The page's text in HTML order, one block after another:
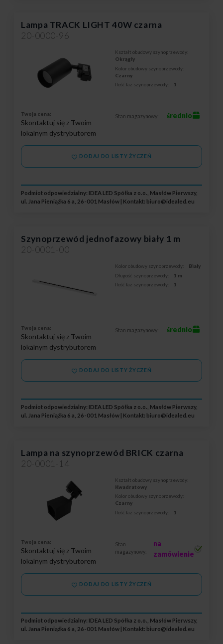
Lampa TRACK LIGHT 40W czarna
20-0000-96
Kształt obudowy szynoprzewody:
Okrągły
Kolor obudowy szynoprzewody:
Czarny
Ilość faz szynoprzewody:
1
Twoja cena:
Skontaktuj się z Twoim
lokalnym dystrybutorem
Stan magazynowy: średnio
DODAJ DO LISTY ŻYCZEŃ
Podmiot odpowiedzialny: IDEA LED Spółka z o.o., Masłów Pierwszy,
ul. Jana Pieniążka 6 a, 26-001 Masłów | Kontakt: biuro@idealed.eu
Szynoprzewód jednofazowy biały 1 m
20-0001-00
Kolor obudowy szynoprzewody:
Biały
Długość szynoprzewody:
1 m
Ilość faz szynoprzewody:
1
Twoja cena:
Skontaktuj się z Twoim
lokalnym dystrybutorem
Stan magazynowy: średnio
DODAJ DO LISTY ŻYCZEŃ
Podmiot odpowiedzialny: IDEA LED Spółka z o.o., Masłów Pierwszy,
ul. Jana Pieniążka 6 a, 26-001 Masłów | Kontakt: biuro@idealed.eu
Lampa na szynoprzewód BRICK czarna
20-0001-14
Kształt obudowy szynoprzewody:
Kwadratowy
Kolor obudowy szynoprzewody:
Czarny
Ilość faz szynoprzewody:
1
Twoja cena:
Skontaktuj się z Twoim
lokalnym dystrybutorem
Stan
magazynowy:
na
zamówienie
DODAJ DO LISTY ŻYCZEŃ
Podmiot odpowiedzialny: IDEA LED Spółka z o.o., Masłów Pierwszy,
ul. Jana Pieniążka 6 a, 26-001 Masłów | Kontakt: biuro@idealed.eu